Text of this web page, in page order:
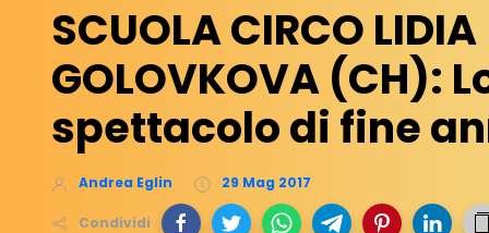
SCUOLA CIRCO LIDIA
GOLOVKOVA (CH):
spettacolo di fine
Andrea Eglin 29 Mag 2017
Condividi